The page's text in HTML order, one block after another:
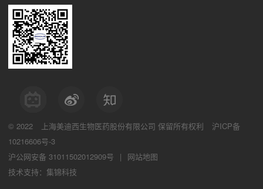
© 2022 上海美迪西生物医药股份有限公司 保留所有权利
沪ICP备
10216606号-3
沪公网安备 31011502012909号
|
网站地图
技术支持：集锦科技